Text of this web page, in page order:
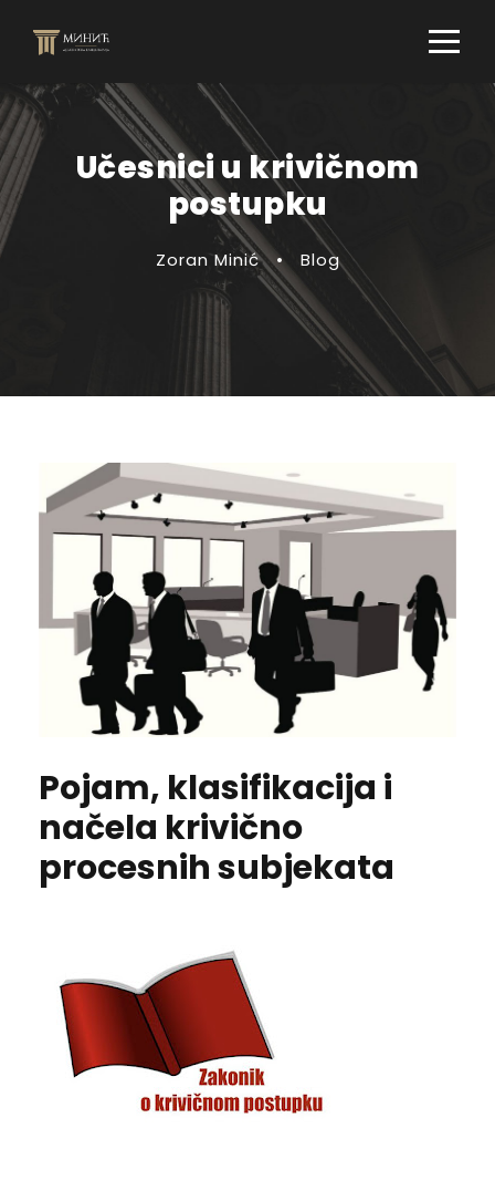
Učesnici u krivičnom
postupku
Zoran Minić • Blog
Pojam, klasifikacija i
načela krivično
procesnih subjekata